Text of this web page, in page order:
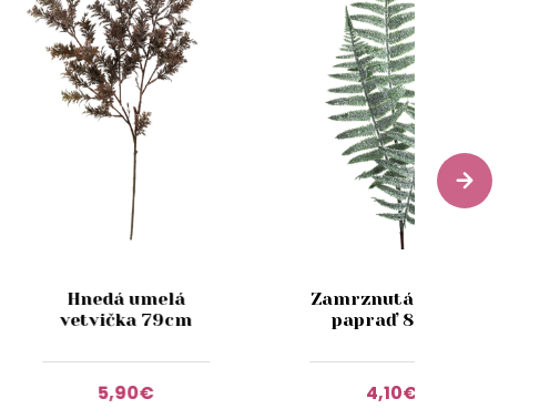
Hnedá umelá
vetvička 79cm
5,90€
Zamrznutá umelá
papraď 80cm
4,10€